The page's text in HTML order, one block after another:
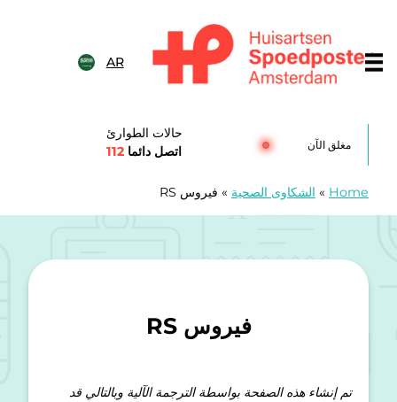
AR
مغلق الآن
حالات الطوارئ
اتصل دائما 112
Home
» الشكاوى الصحية » فيروس RS
فيروس RS
تم إنشاء هذه الصفحة بواسطة الترجمة الآلية وبالتالي قد